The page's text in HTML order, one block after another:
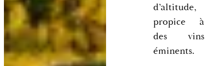
d’altitude,
propice à
des vins
éminents.